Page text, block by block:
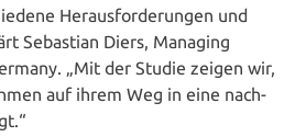
Her­aus­for­de­run­gen und
Sebastian Diers, Managing
„Mit der Studie zeigen wir,
auf ihrem Weg in eine nach­